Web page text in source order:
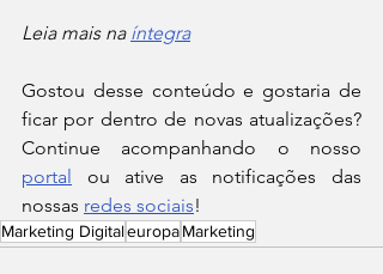
Leia mais na íntegra
Gostou desse conteúdo e gostaria de
ficar por dentro de novas atualizações?
portal
ou ative as notificações das
nossas redes sociais!
Marketing DigitaleuropaMarketing